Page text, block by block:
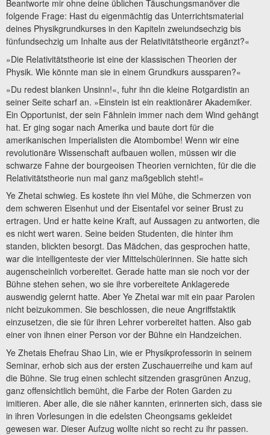
Beantworte mir ohne deine üblichen Täuschungsmanöver die
folgende Frage: Hast du eigenmächtig das Unterrichtsmaterial
deines Physikgrundkurses in den Kapiteln zweiundsechzig bis
fünfundsechzig um Inhalte aus der Relativitätstheorie ergänzt?«
»Die Relativitätstheorie ist eine der klassischen Theorien der
Physik. Wie könnte man sie in einem Grundkurs aussparen?«
»Du redest blanken Unsinn!«, fuhr ihn die kleine Rotgardistin an
seiner Seite scharf an. »Einstein ist ein reaktionärer Akademiker.
Ein Opportunist, der sein Fähnlein immer nach dem Wind gehängt
hat. Er ging sogar nach Amerika und baute dort für die
amerikanischen Imperialisten die Atombombe! Wenn wir eine
revolutionäre Wissenschaft aufbauen wollen, müssen wir die
schwarze Fahne der bourgeoisen Theorien vernichten, für die die
Relativitätstheorie nun mal ganz maßgeblich steht!«
Ye Zhetai schwieg. Es kostete ihn viel Mühe, die Schmerzen von
dem schweren Eisenhut und der Eisentafel vor seiner Brust zu
ertragen. Und er hatte keine Kraft, auf Aussagen zu antworten, die
es nicht wert waren. Seine beiden Studenten, die hinter ihm
standen, blickten besorgt. Das Mädchen, das gesprochen hatte,
war die intelligenteste der vier Mittelschülerinnen. Sie hatte sich
augenscheinlich vorbereitet. Gerade hatte man sie noch vor der
Bühne stehen sehen, wo sie ihre vorbereitete Anklagerede
auswendig gelernt hatte. Aber Ye Zhetai war mit ein paar Parolen
nicht beizukommen. Sie beschlossen, die neue Angriffstaktik
einzusetzen, die sie für ihren Lehrer vorbereitet hatten. Also gab
einer von ihnen einer Person vor der Bühne ein Handzeichen.
Ye Zhetais Ehefrau Shao Lin, wie er Physikprofessorin in seinem
Seminar, erhob sich aus der ersten Zuschauerreihe und kam auf
die Bühne. Sie trug einen schlecht sitzenden grasgrünen Anzug,
ganz offensichtlich bemüht, die Farbe der Roten Garden zu
imitieren. Aber alle, die sie näher kannten, erinnerten sich, dass sie
in ihren Vorlesungen in die edelsten Cheongsams gekleidet
gewesen war. Dieser Aufzug wollte nicht so recht zu ihr passen.